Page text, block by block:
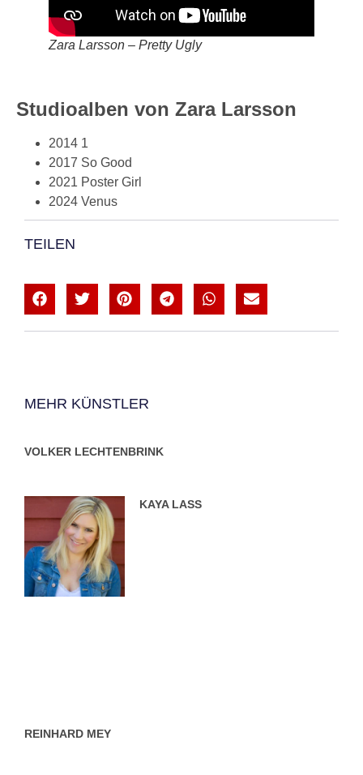
Zara Larsson – Pretty Ugly
Studioalben von Zara Larsson
2014 1
2017 So Good
2021 Poster Girl
2024 Venus
TEILEN
MEHR KÜNSTLER
VOLKER LECHTENBRINK
KAYA LASS
REINHARD MEY